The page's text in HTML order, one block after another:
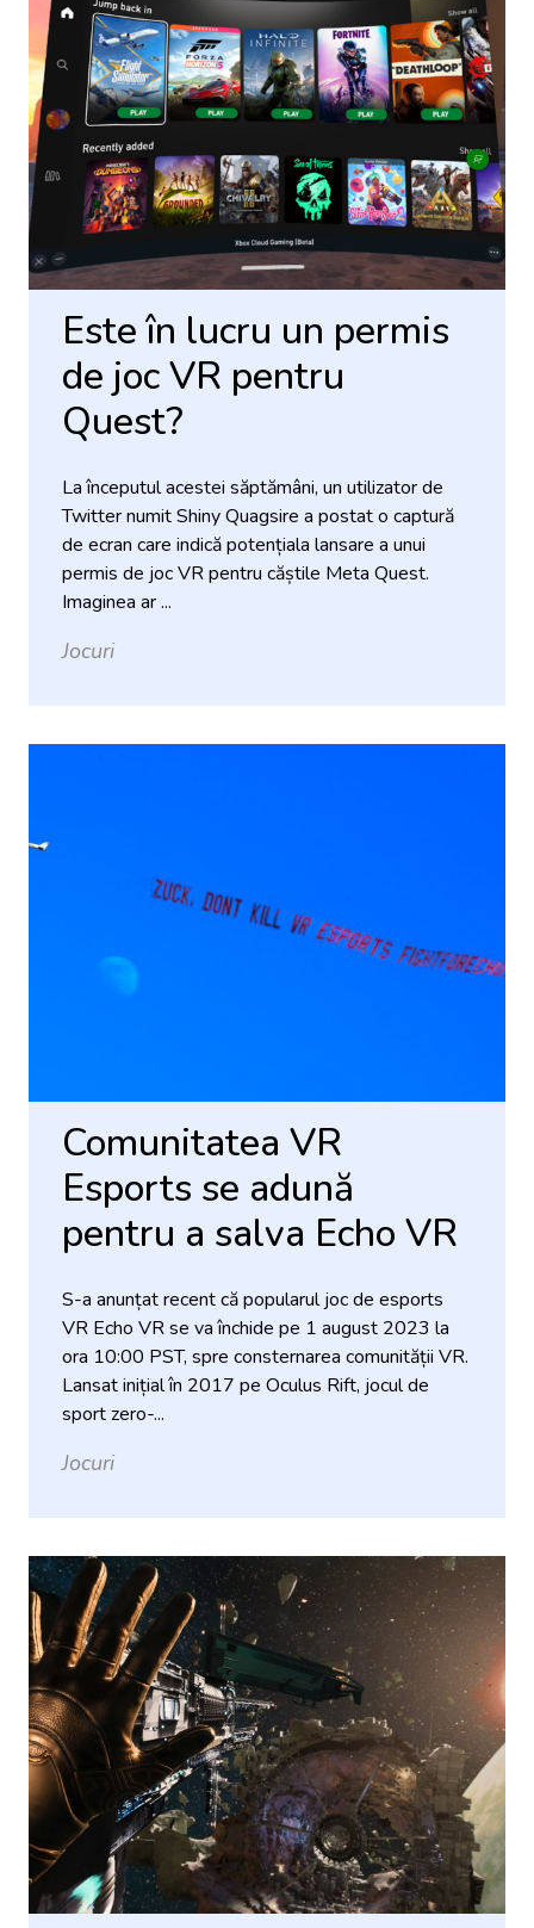
Este în lucru un permis
de joc VR pentru
Quest?
La începutul acestei săptămâni, un utilizator de
Twitter numit Shiny Quagsire a postat o captură
de ecran care indică potențiala lansare a unui
permis de joc VR pentru căștile Meta Quest.
Imaginea ar ...
Jocuri
Comunitatea VR
Esports se adună
pentru a salva Echo VR
S-a anunțat recent că popularul joc de esports
VR Echo VR se va închide pe 1 august 2023 la
ora 10:00 PST, spre consternarea comunității VR.
Lansat inițial în 2017 pe Oculus Rift, jocul de
sport zero-...
Jocuri